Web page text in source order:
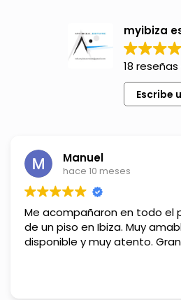
myibiza
18
Escribe
Manuel
hace 10 meses
Me acompañaron en todo el
de un piso en Ibiza. Muy
disponible y muy atento.